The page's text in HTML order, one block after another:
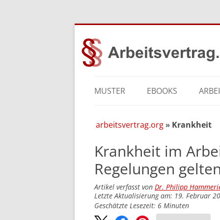
MUSTER EBOOKS
arbeitsvertrag.org Krankheit
Krankheit im
Regelungen
Artikel verfasst von Dr. Philipp
Letzte Aktualisierung am: 19. Februar
Geschätzte Lesezeit: 6 Minuten